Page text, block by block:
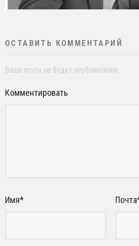
ОСТАВИТЬ КОММЕНТАРИЙ
Ваша почта не будет опубликована
Комментировать
Имя* Почта